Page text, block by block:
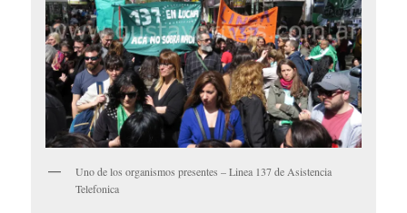
Uno de los organismos presentes – Linea 137 de Asistencia
Telefonica